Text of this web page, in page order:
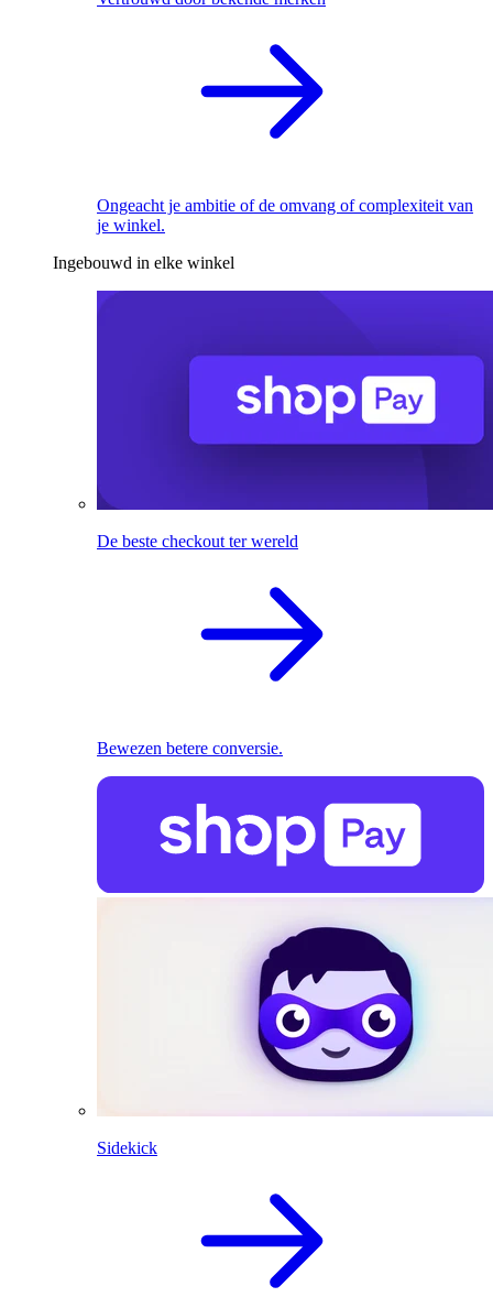
Ongeacht je ambitie of de omvang of complexiteit van
je winkel.
Ingebouwd in elke winkel
De beste checkout ter wereld
Bewezen betere conversie.
Sidekick